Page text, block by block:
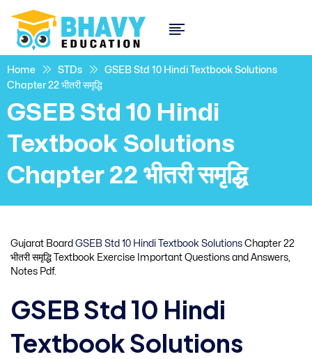
Home STDs
GSEB Std 10 Hindi Textbook Solutions
Chapter 22 भीतरी समृद्धि
GSEB Std 10 Hindi
Textbook Solutions
Chapter 22 भीतरी समृद्धि
Gujarat Board GSEB Std 10 Hindi Textbook Solutions Chapter 22
भीतरी समृद्धि Textbook Exercise Important Questions and Answers,
Notes Pdf.
GSEB Std 10 Hindi
Textbook Solutions